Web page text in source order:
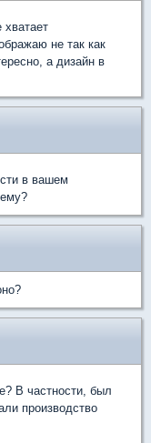
не так как
а дизайн в
в вашем
В частности, был
производство